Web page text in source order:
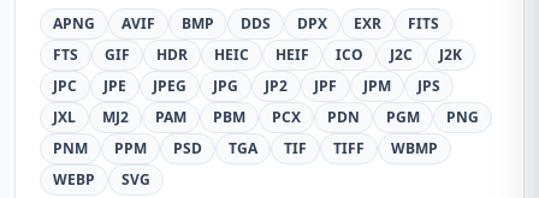
APNG
AVIF BMP DDS DPX EXR
FITS
FTS
GIF HDR HEIC HEIF ICO J2C
J2K
JPC
JPE JPEG JPG JP2 JPF JPM
JPS
JXL
MJ2 PAM PBM PCX PDN PGM
PNG
PNM
PPM PSD TGA TIF TIFF
WBMP
WEBP
SVG